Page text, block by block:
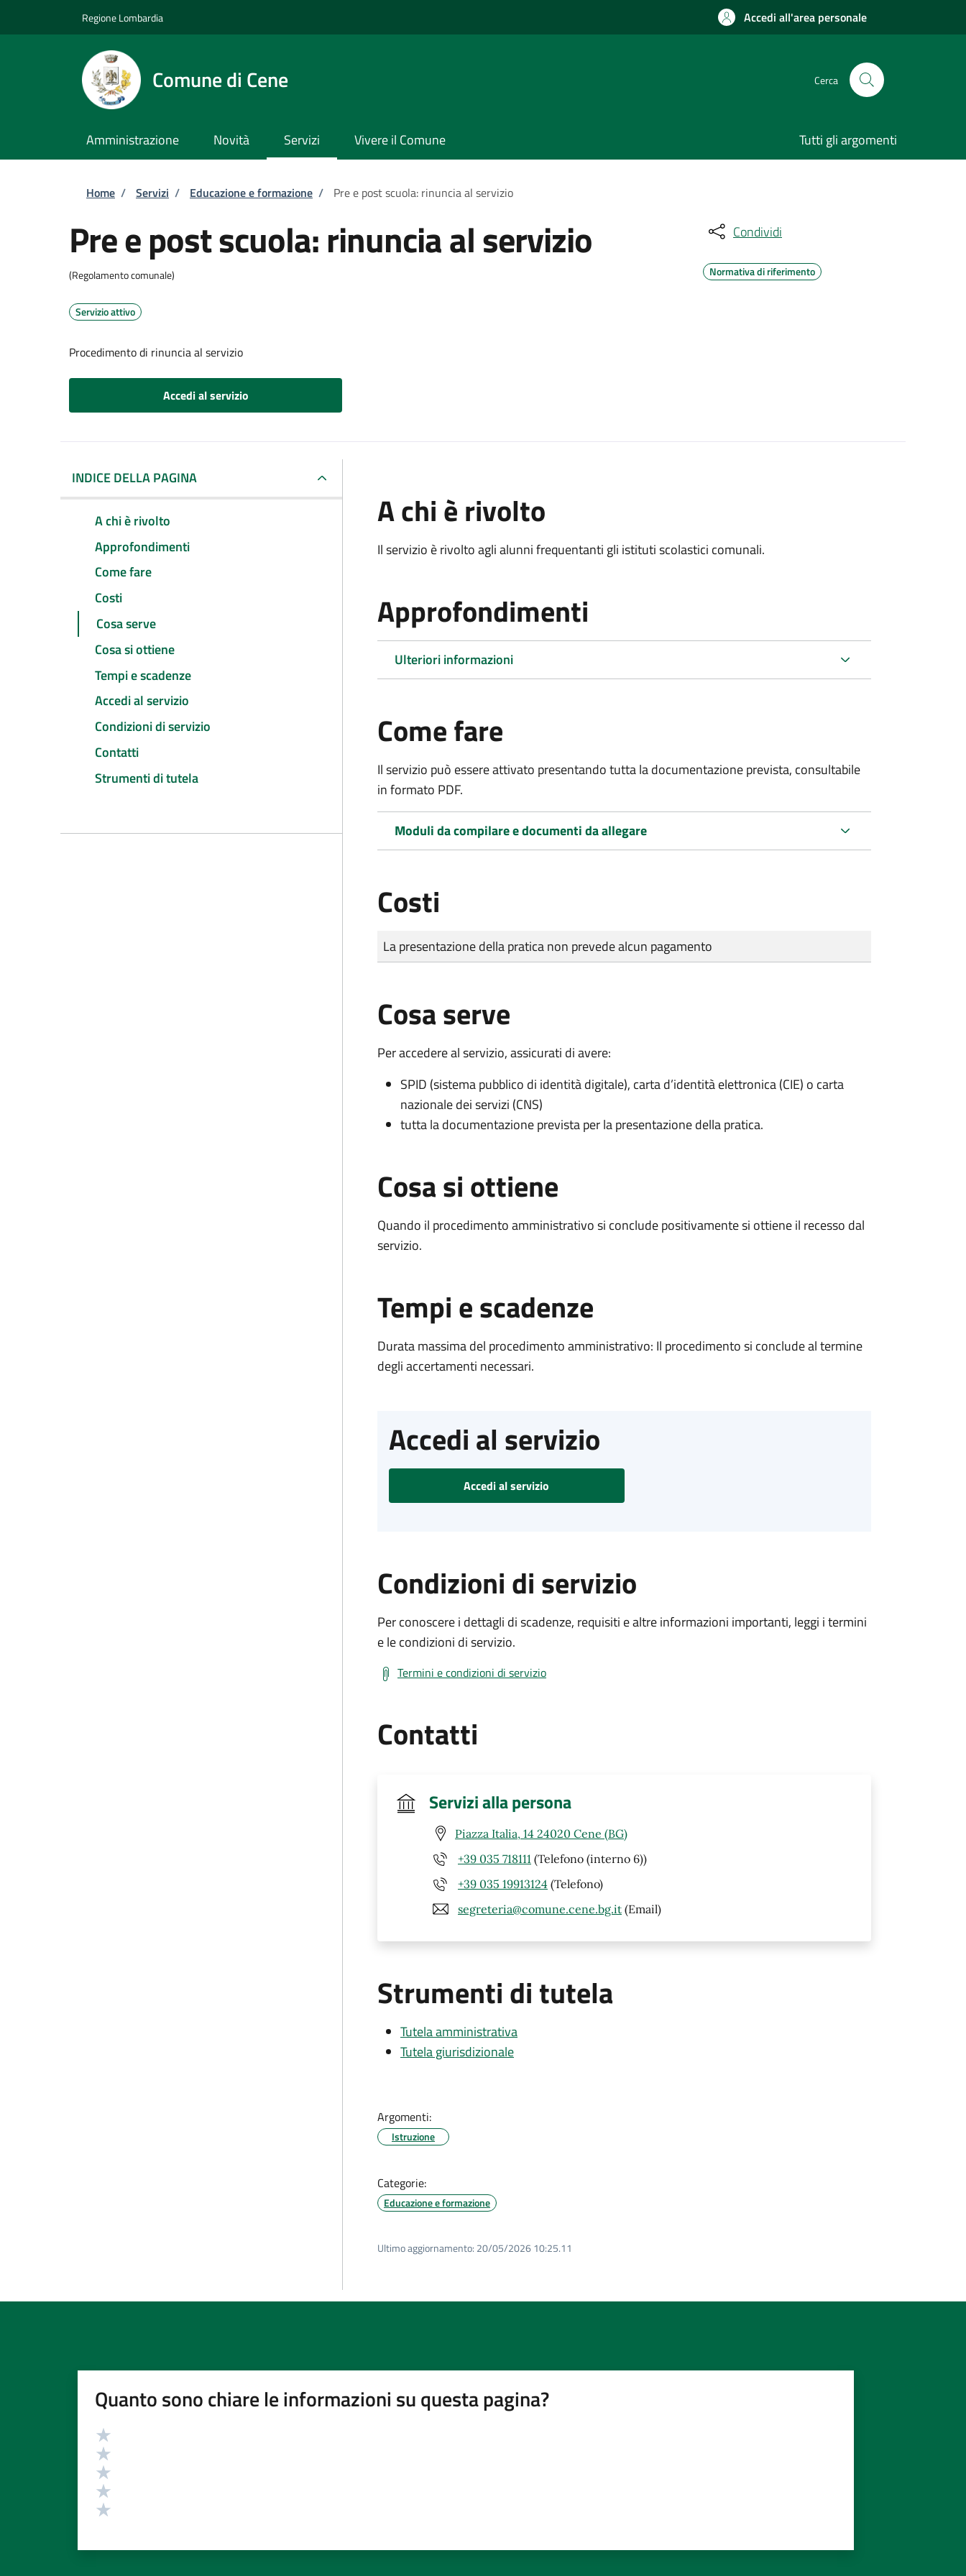
Regione Lombardia Accedi all'area personale
Comune di Cene Cerca
Amministrazione Novità Servizi Vivere il Comune Tutti gli argomenti
Briciole di pane
Home / Servizi / Educazione e formazione / Pre e post scuola: rinuncia al servizio
Pre e post scuola: rinuncia al servizio
(Regolamento comunale)
Servizio attivo
Procedimento di rinuncia al servizio
Accedi al servizio
Condividi
Normativa di riferimento
INDICE DELLA PAGINA
A chi è rivolto
Approfondimenti
Come fare
Costi
Cosa serve
Cosa si ottiene
Tempi e scadenze
Accedi al servizio
Condizioni di servizio
Contatti
Strumenti di tutela
A chi è rivolto
Il servizio è rivolto agli alunni frequentanti gli istituti scolastici comunali.
Approfondimenti
Ulteriori informazioni
Come fare
Il servizio può essere attivato presentando tutta la documentazione prevista, consultabile
in formato PDF.
Moduli da compilare e documenti da allegare
Costi
Tipo di pagamento
Importo
La presentazione della pratica non prevede alcun pagamento
Cosa serve
Per accedere al servizio, assicurati di avere:
SPID (sistema pubblico di identità digitale), carta d’identità elettronica (CIE) o carta
nazionale dei servizi (CNS)
tutta la documentazione prevista per la presentazione della pratica.
Cosa si ottiene
Quando il procedimento amministrativo si conclude positivamente si ottiene il recesso dal
servizio.
Tempi e scadenze
Durata massima del procedimento amministrativo: Il procedimento si conclude al termine
degli accertamenti necessari.
Accedi al servizio
Accedi al servizio
Condizioni di servizio
Per conoscere i dettagli di scadenze, requisiti e altre informazioni importanti, leggi i termini
e le condizioni di servizio.
Termini e condizioni di servizio
Contatti
Servizi alla persona
Piazza Italia, 14 24020 Cene (BG)
+39 035 718111 (Telefono (interno 6))
+39 035 19913124 (Telefono)
segreteria@comune.cene.bg.it (Email)
Strumenti di tutela
Tutela amministrativa
Tutela giurisdizionale
Argomenti:
Istruzione
Categorie:
Educazione e formazione
Ultimo aggiornamento: 20/05/2026 10:25.11
Quanto sono chiare le informazioni su questa pagina?
Valutazione